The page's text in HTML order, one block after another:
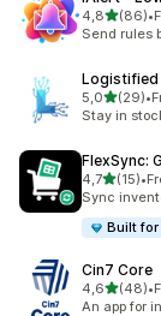
4,8z 5(86)
Celkový •
Send rules
Logistified
5,0z 5(29)
Celkový •
Stay in
FlexSync:
4,7z 5 hvězd
(15)
Celkový •
Sync
Built
Cin7 Core
4,6z 5(48)
Celkový •
An app for